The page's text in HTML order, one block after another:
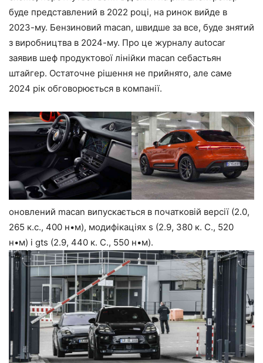
буде представлений в 2022 році, на ринок вийде в
2023-му. Бензиновий macan, швидше за все, буде знятий
з виробництва в 2024-му. Про це журналу autocar
заявив шеф продуктової лінійки macan себастьян
штайгер. Остаточне рішення не прийнято, але саме
2024 рік обговорюється в компанії.
оновлений macan випускається в початковій версії (2.0,
265 к.с., 400 н•м), модифікаціях s (2.9, 380 к. С., 520
н•м) і gts (2.9, 440 к. С., 550 н•м).